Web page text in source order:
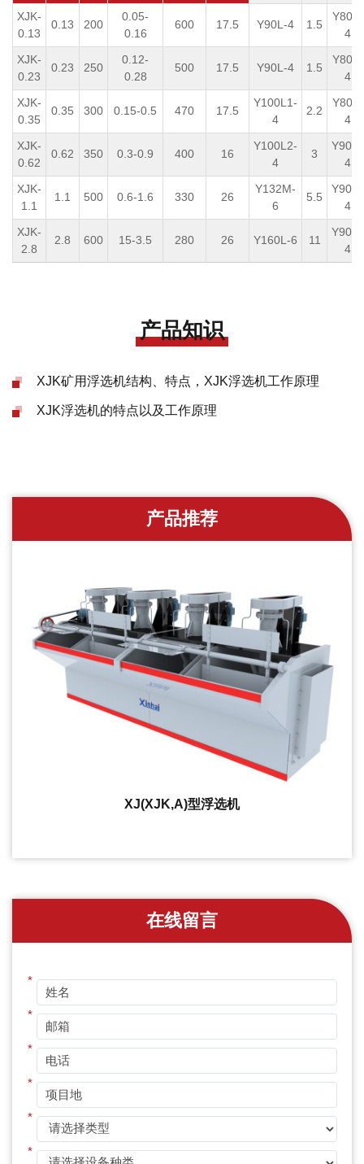
XJK-
0.13
0.13 200
0.05-
0.16
600 17.5 Y90L-4 1.5
Y801-
4
XJK-
0.23
0.23 250
0.12-
0.28
500 17.5 Y90L-4 1.5
Y801-
4
XJK-
0.35
0.35 300 0.15-0.5 470 17.5
Y100L1-
4
2.2
Y801-
4
XJK-
0.62
0.62 350 0.3-0.9 400 16
Y100L2-
4
3
Y90S-
4
XJK-
1.1
1.1 500 0.6-1.6 330 26
Y132M-
6
5.5
Y90S-
4
XJK-
2.8
2.8 600 15-3.5 280 26 Y160L-6 11
Y90S-
4
产品知识
XJK矿用浮选机结构、特点，XJK浮选机工作原理
XJK浮选机的特点以及工作原理
产品推荐
XJ(XJK,A)型浮选机
在线留言
*
*
*
*
*
*